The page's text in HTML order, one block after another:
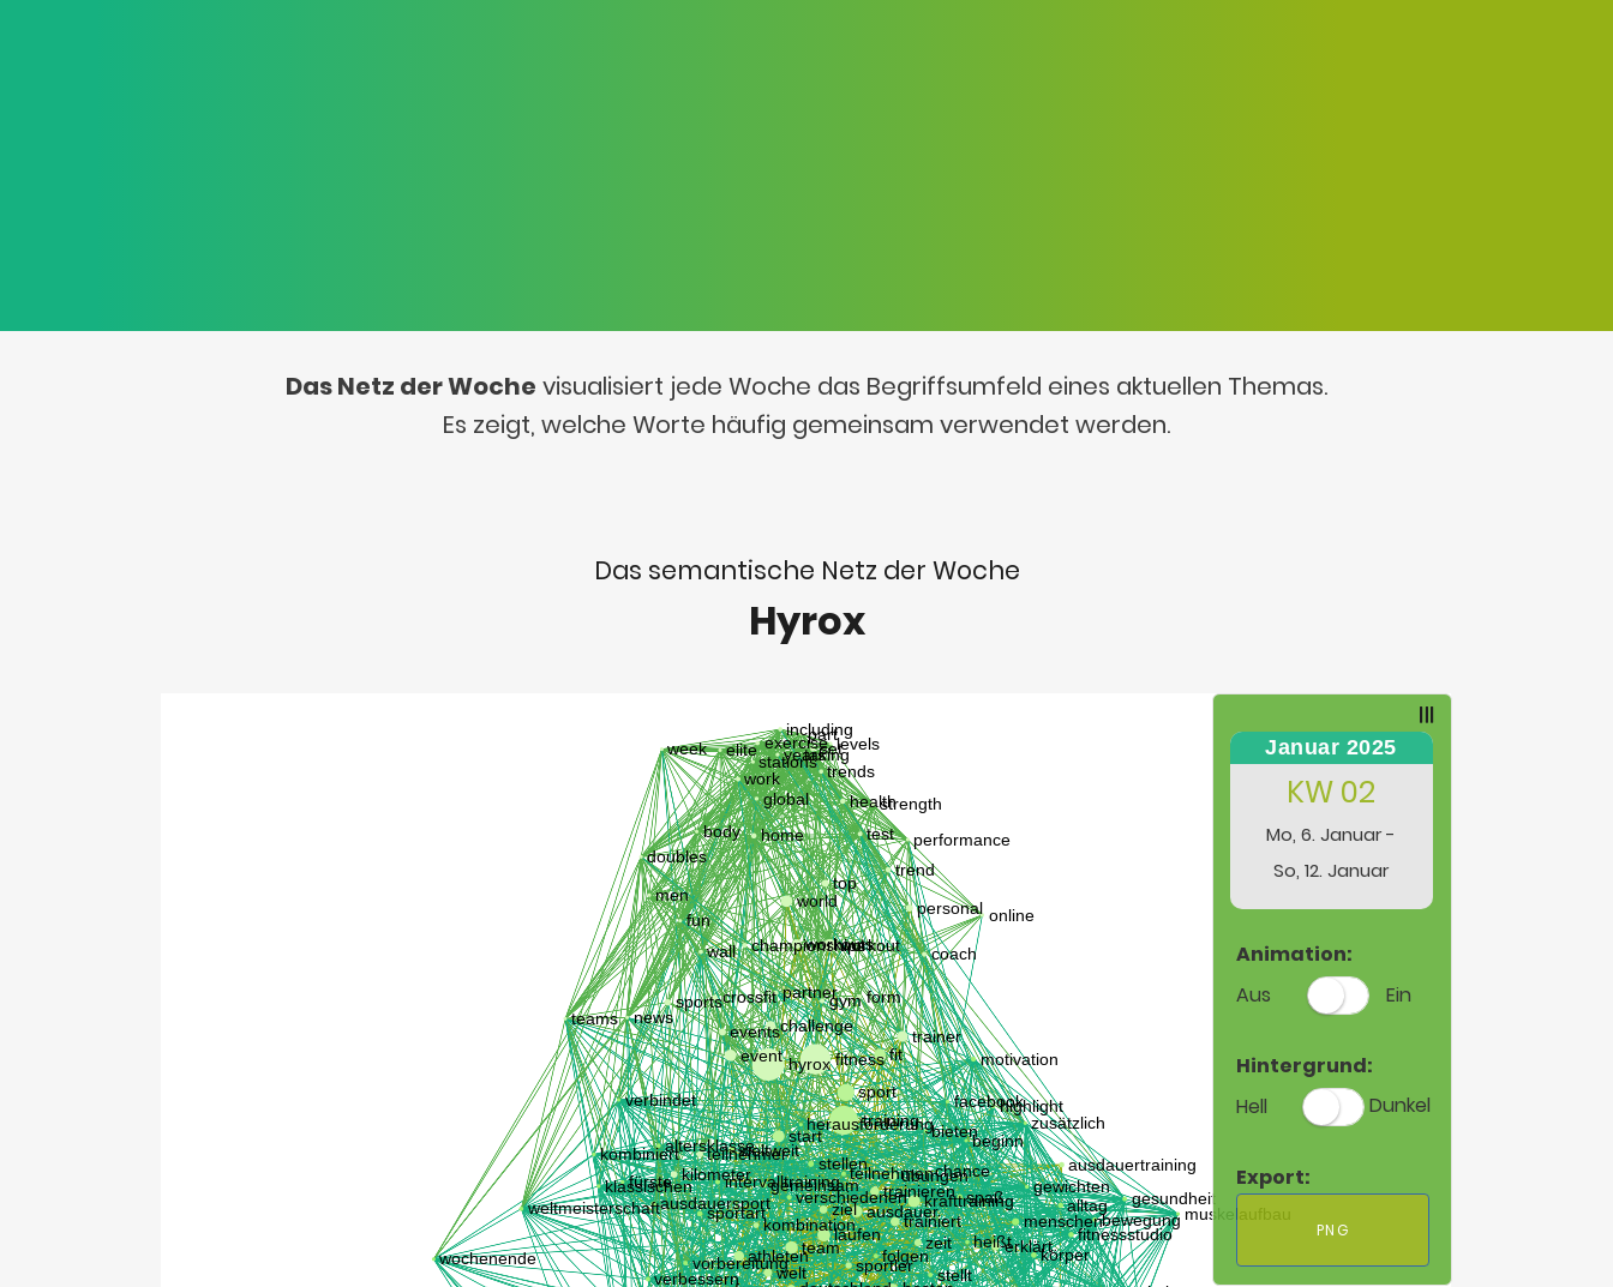
Das Netz der Woche visualisiert jede Woche das Begriffsumfeld eines aktuellen Themas.
Es zeigt, welche Worte häufig gemeinsam verwendet werden.
Das semantische Netz der Woche
Hyrox
Januar 2025
KW 02
Mo, 6. Januar -
So, 12. Januar
Animation:
Aus
Ein
Hintergrund:
Hell
Dunkel
Export:
PNG